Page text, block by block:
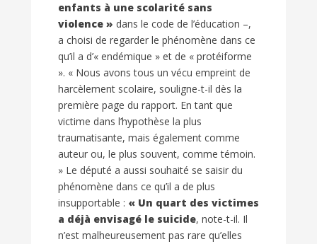
enfants à une scolarité sans
violence » dans le code de l’éducation –,
a choisi de regarder le phénomène dans ce
qu’il a d’« endémique » et de « protéiforme
». « Nous avons tous un vécu empreint de
harcèlement scolaire, souligne-t-il dès la
première page du rapport. En tant que
victime dans l’hypothèse la plus
traumatisante, mais également comme
auteur ou, le plus souvent, comme témoin.
» Le député a aussi souhaité se saisir du
phénomène dans ce qu’il a de plus
insupportable : « Un quart des victimes
a déjà envisagé le suicide, note-t-il. Il
n’est malheureusement pas rare qu’elles